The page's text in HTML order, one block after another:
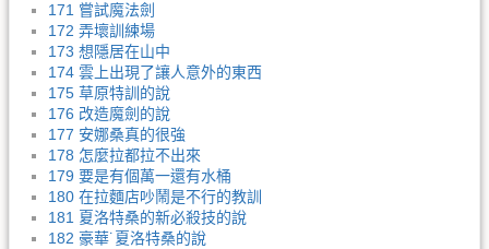
171 嘗試魔法劍
172 弄壞訓練場
173 想隱居在山中
174 雲上出現了讓人意外的東西
175 草原特訓的說
176 改造魔劍的說
177 安娜桑真的很強
178 怎麼拉都拉不出來
179 要是有個萬一還有水桶
180 在拉麵店吵鬧是不行的教訓
181 夏洛特桑的新必殺技的說
182 豪華˙夏洛特桑的說